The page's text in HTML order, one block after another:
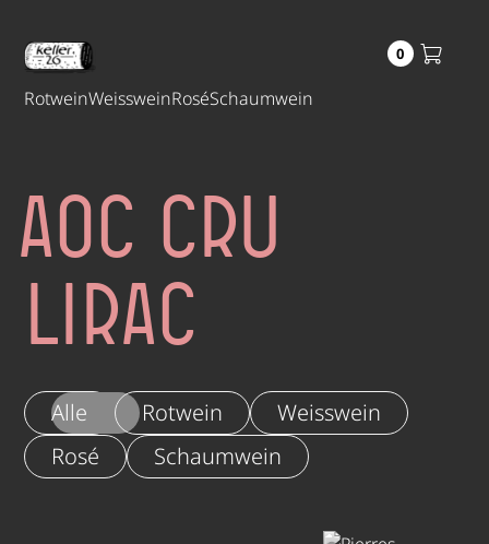
RotweinWeissweinRoséSchaumwein
0
AOC Cru
Lirac
Alle Rotwein
Weisswein
Rosé
Schaumwein